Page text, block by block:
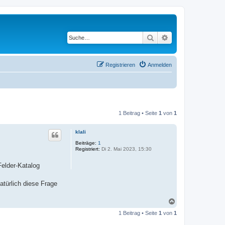
Suche
Anmelden
Registrieren
1 Beitrag • Seite 1 von 1
klali
Beiträge: 1
Registriert: Di 2. Mai 2023, 15:30
Katalog
diese Frage
c
1 Beitrag • Seite 1 von 1